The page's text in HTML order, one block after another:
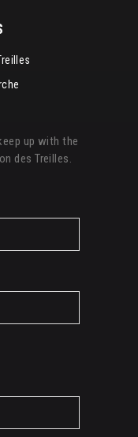
up with the
des Treilles.